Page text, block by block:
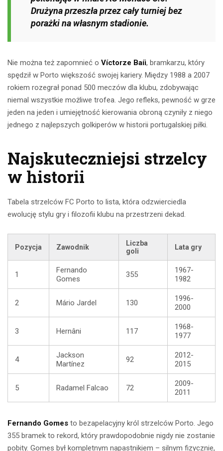
Drużyna przeszła przez cały turniej bez
porażki na własnym stadionie.
Nie można też zapomnieć o Víctorze Baíi, bramkarzu, który
spędził w Porto większość swojej kariery. Między 1988 a 2007
rokiem rozegrał ponad 500 meczów dla klubu, zdobywając
niemal wszystkie możliwe trofea. Jego refleks, pewność w grze
jeden na jeden i umiejętność kierowania obroną czyniły z niego
jednego z najlepszych golkiperów w historii portugalskiej piłki.
Najskuteczniejsi strzelcy
w historii
Tabela strzelców FC Porto to lista, która odzwierciedla
ewolucję stylu gry i filozofii klubu na przestrzeni dekad.
Pozycja Zawodnik
Liczba
goli
Lata gry
1
Fernando
Gomes
355
1967-
1982
2 Mário Jardel 130
1996-
2000
3 Hernâni 117
1968-
1977
4
Jackson
Martínez
92
2012-
2015
5 Radamel Falcao 72
2009-
2011
Fernando Gomes to bezapelacyjny król strzelców Porto. Jego
355 bramek to rekord, który prawdopodobnie nigdy nie zostanie
pobity. Gomes był kompletnym napastnikiem – silnym fizycznie,